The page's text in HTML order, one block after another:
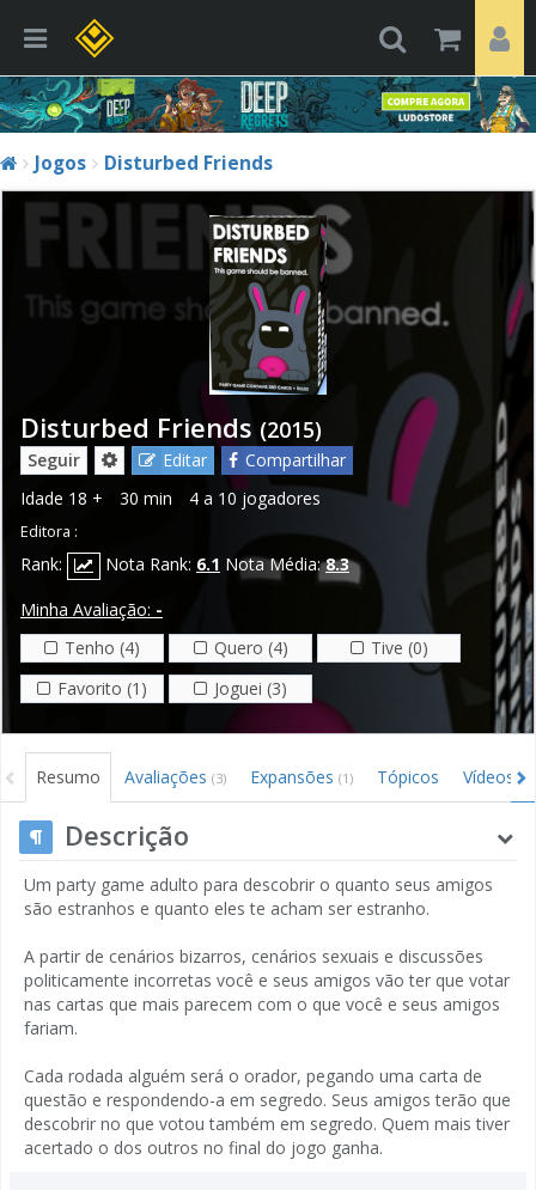
Jogos Disturbed Friends
Disturbed Friends (2015)
Seguir Editar
Compartilhar
Idade 18 + 30 min 4 a 10 jogadores
Editora :
Rank: Nota Rank: 6.1 Nota Média:8.3
Minha Avaliação: -
Tenho (4)
Quero (4)
Tive (0)
Favorito (1)
Joguei (3)
Resumo Avaliações (3) Expansões (1) Tópicos Vídeos
Descrição
Um party game adulto para descobrir o quanto seus amigos
são estranhos e quanto eles te acham ser estranho.
A partir de cenários bizarros, cenários sexuais e discussões
politicamente incorretas você e seus amigos vão ter que votar
nas cartas que mais parecem com o que você e seus amigos
fariam.
Cada rodada alguém será o orador, pegando uma carta de
questão e respondendo-a em segredo. Seus amigos terão que
descobrir no que votou também em segredo. Quem mais tiver
acertado o dos outros no final do jogo ganha.